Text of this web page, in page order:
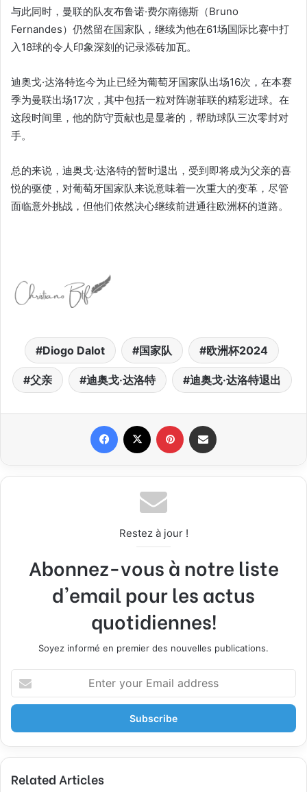
与此同时，曼联的队友布鲁诺·费尔南德斯（Bruno
Fernandes）仍然留在国家队，继续为他在61场国际比赛中打
入18球的令人印象深刻的记录添砖加瓦。
迪奥戈·达洛特迄今为止已经为葡萄牙国家队出场16次，在本赛
季为曼联出场17次，其中包括一粒对阵谢菲联的精彩进球。在
这段时间里，他的防守贡献也是显著的，帮助球队三次零封对
手。
总的来说，迪奥戈·达洛特的暂时退出，受到即将成为父亲的喜
悦的驱使，对葡萄牙国家队来说意味着一次重大的变革，尽管
面临意外挑战，但他们依然决心继续前进通往欧洲杯的道路。
Diogo Dalot 国家队 欧洲杯2024
父亲 迪奥戈·达洛特 迪奥戈·达洛特退出
Restez à jour !
Abonnez-vous à notre liste
d'email pour les actus
quotidiennes!
Soyez informé en premier des nouvelles publications.
t
r
y
u
Related Articles